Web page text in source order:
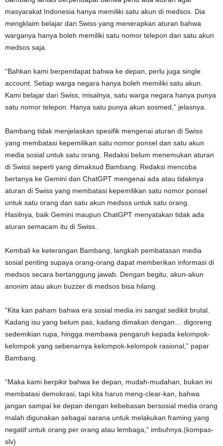
masyarakat Indonesia hanya memiliki satu akun di medsos. Dia
mengklaim belajar dari Swiss yang menerapkan aturan bahwa
warganya hanya boleh memiliki satu nomor telepon dan satu akun
medsos saja.
“Bahkan kami berpendapat bahwa ke depan, perlu juga single
account. Setiap warga negara hanya boleh memiliki satu akun.
Kami belajar dari Swiss, misalnya, satu warga negara hanya punya
satu nomor telepon. Hanya satu punya akun sosmed,” jelasnya.
Bambang tidak menjelaskan spesifik mengenai aturan di Swiss
yang membatasi kepemilikan satu nomor ponsel dan satu akun
media sosial untuk satu orang. Redaksi belum menemukan aturan
di Swiss seperti yang dimaksud Bambang. Redaksi mencoba
bertanya ke Gemini dan ChatGPT mengenai ada atau tidaknya
aturan di Swiss yang membatasi kepemilikan satu nomor ponsel
untuk satu orang dan satu akun medsos untuk satu orang.
Hasilnya, baik Gemini maupun ChatGPT menyatakan tidak ada
aturan semacam itu di Swiss.
Kembali ke keterangan Bambang, langkah pembatasan media
sosial penting supaya orang-orang dapat memberikan informasi di
medsos secara bertanggung jawab. Dengan begitu, akun-akun
anonim atau akun buzzer di medsos bisa hilang.
“Kita kan paham bahwa era sosial media ini sangat sedikit brutal.
Kadang isu yang belum pas, kadang dimakan dengan… digoreng
sedemikian rupa, hingga membawa pengaruh kepada kelompok-
kelompok yang sebenarnya kelompok-kelompok rasional,” papar
Bambang.
“Maka kami berpikir bahwa ke depan, mudah-mudahan, bukan ini
membatasi demokrasi, tapi kita harus meng-clear-kan, bahwa
jangan sampai ke depan dengan kebebasan bersosial media orang
malah digunakan sebagai sarana untuk melakukan framing yang
negatif untuk orang per orang atau lembaga,” imbuhnya.(kompas-
slv)